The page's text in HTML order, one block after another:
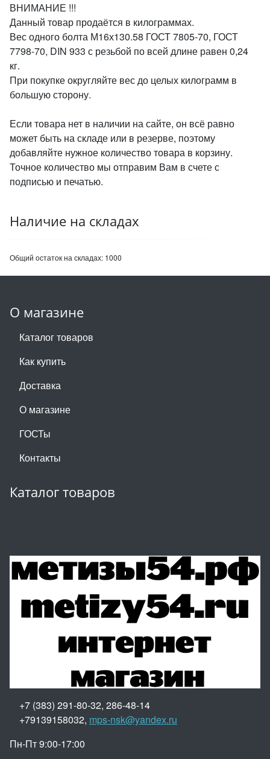
ВНИМАНИЕ !!!
Данный товар продаётся в килограммах.
Вес одного болта М16х130.58 ГОСТ 7805-70, ГОСТ
7798-70, DIN 933 с резьбой по всей длине равен 0,24
кг.
При покупке округляйте вес до целых килограмм в
большую сторону.
Если товара нет в наличии на сайте, он всё равно
может быть на складе или в резерве, поэтому
добавляйте нужное количество товара в корзину.
Точное количество мы отправим Вам в счете с
подписью и печатью.
Наличие на складах
Общий остаток на складах: 1000
О магазине
Каталог товаров
Как купить
Доставка
О магазине
ГОСТы
Контакты
Каталог товаров
+7 (383) 291-80-32, 286-48-14
+79139158032, mps-nsk@yandex.ru
Пн-Пт 9:00-17:00